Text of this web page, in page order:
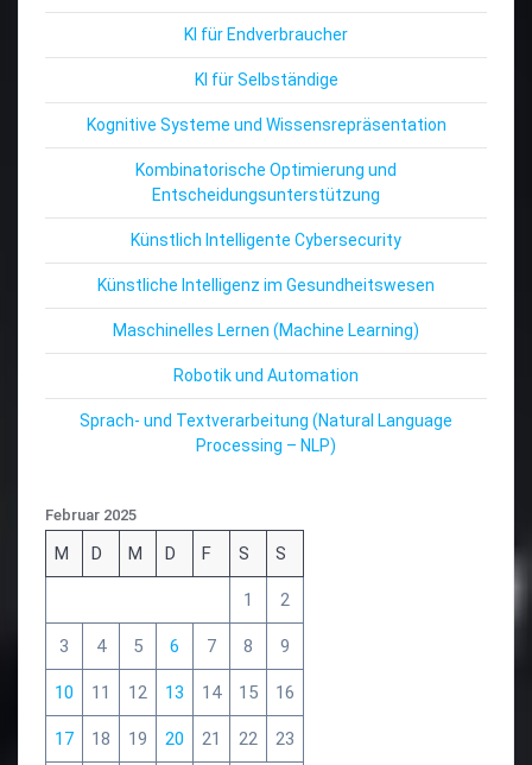
KI für Endverbraucher
KI für Selbständige
Kognitive Systeme und Wissensrepräsentation
Kombinatorische Optimierung und
Entscheidungsunterstützung
Künstlich Intelligente Cybersecurity
Künstliche Intelligenz im Gesundheitswesen
Maschinelles Lernen (Machine Learning)
Robotik und Automation
Sprach- und Textverarbeitung (Natural Language
Processing – NLP)
Februar 2025
M D M D F S S
1 2
3 4 5 6 7 8 9
10 11 12 13 14 15 16
17 18 19 20 21 22 23